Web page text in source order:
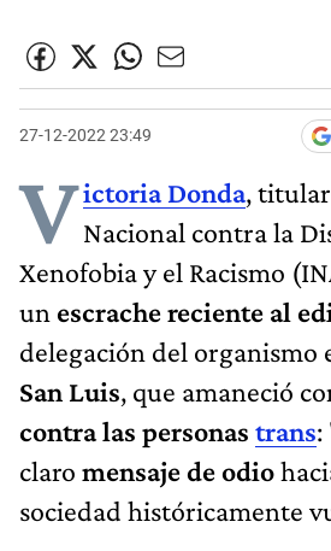
27-12-2022 23:49
Victoria Donda,
Nacional contra la
Xenofobia y el Racismo
un escrache reciente al
delegación del organismo
San Luis, que amaneció
contra las personas trans:
claro mensaje de odio
sociedad históricamente